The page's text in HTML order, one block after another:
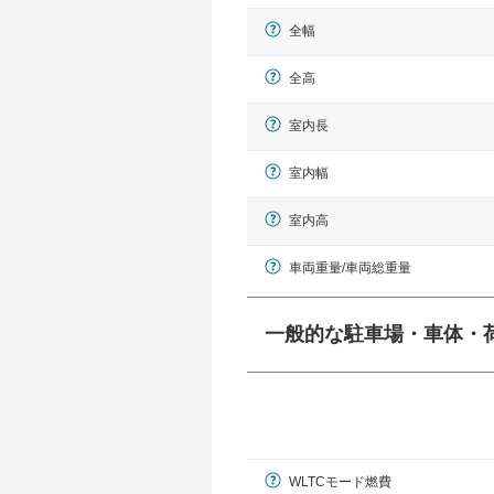
全幅
全高
室内長
室内幅
室内高
車両重量/車両総重量
一般的な駐車場・車体・
WLTCモード燃費